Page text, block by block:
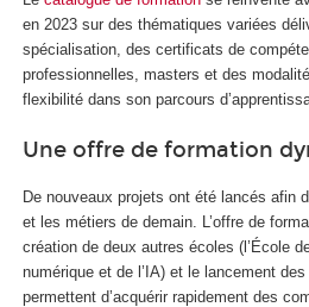
en 2023 sur des thématiques variées
spécialisation, des certificats de
professionnelles, masters et des
flexibilité dans son parcours
Une offre de formation
De nouveaux projets ont été lancés afin
et les métiers de demain. L’offre de
création de deux autres écoles (l’École
numérique et de l’IA) et le lancement
permettent d’acquérir rapidement des